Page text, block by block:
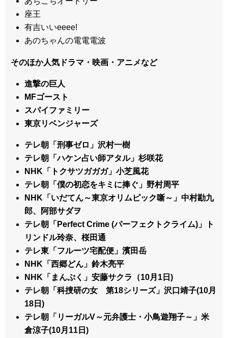
座王
有吉いいeeee!
あのちゃんの電電電波
そのほか人気ドラマ・映画・アニメなど
進撃の巨人
MFゴースト
スパイファミリー
東京リベンジャーズ
テレ朝「刑事ゼロ」沢村一樹
テレ朝「ハケン占い師アタル」杉咲花
NHK「トクサツガガガ」小芝風花
テレ朝「僕の初恋をキミに捧ぐ」野村周平
NHK「いだてん～東京オリムピック噺～」中村勘九
郎、阿部サダヲ
テレ朝「Perfect Crime (パーフェクトクライム)」ト
リンドル玲奈、桜田通
テレ東「フルーツ宅配便」濱田岳
NHK「西郷どん」鈴木亮平
NHK「まんぷく」安藤サクラ（10月1日)
テレ朝「科捜研の女 第18シリーズ」沢口靖子(10月
18日)
テレ朝「リーガルV～元弁護士・小鳥遊翔子～」米
倉涼子(10月11日)